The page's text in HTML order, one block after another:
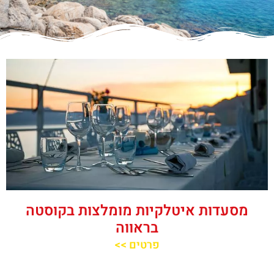
מסעדות איטלקיות מומלצות בקוסטה
בראווה
פרטים >>